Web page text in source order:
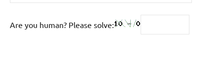
Are you human? Please solve: